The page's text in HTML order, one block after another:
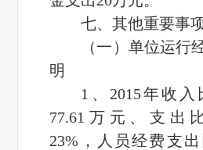
七、其他重要事
（一）单位运行
明
1、2015年收入
77.61万元、支出
23%，人员经费支